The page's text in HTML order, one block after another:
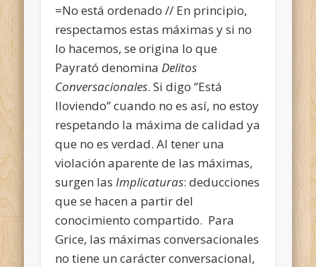
=No está ordenado // En principio,
respectamos estas máximas y si no
lo hacemos, se origina lo que
Payrató denominaDelitos
Conversacionales. Si digo ‘’Está
lloviendo’’ cuando no es así, no estoy
respetando la máxima de calidad ya
que no es verdad. Al tener una
violación aparente de las máximas,
surgen lasImplicaturas: deducciones
que se hacen a partir del
conocimiento compartido. Para
Grice, las máximas conversacionales
no tiene un carácter conversacional,